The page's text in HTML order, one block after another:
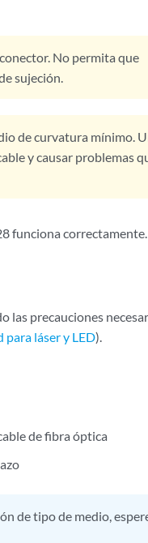
No permita que
sujeción.
de curvatura mínimo.
y causar problemas
funciona correctamente.
las precauciones
para láser y LED).
de fibra óptica
de tipo de medio,